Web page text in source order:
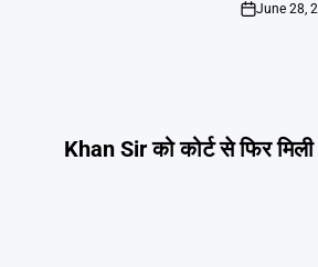
on
June 28,
Khan Sir को कोर्ट से फिर